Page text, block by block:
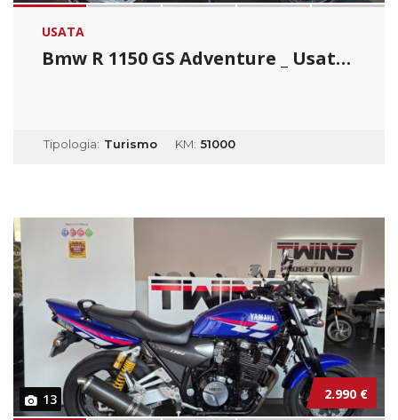
USATA
Bmw R 1150 GS Adventure _ Usato Permutabile....
Tipologia: Turismo KM: 51000
13 2.990 €